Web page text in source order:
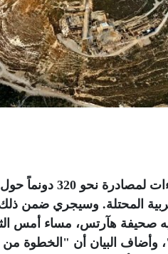
بدأت ما تُسمى بالإدارة
المحتلة. وسيجري ضمن
صحيفة هآرتس، مساء أمس
وأضاف البيان أن "الخطوة